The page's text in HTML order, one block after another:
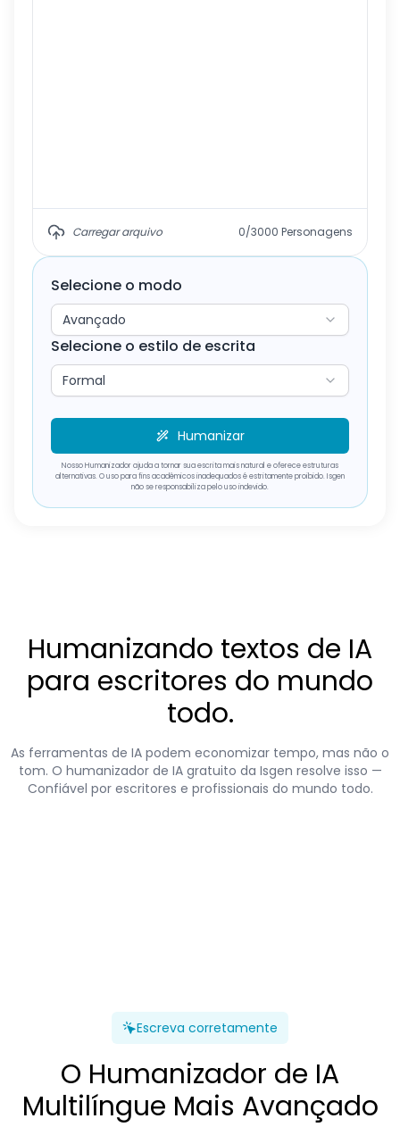
Carregar arquivo 0/3000 Personagens
Selecione o modo
Avançado
Selecione o estilo de escrita
Formal
Humanizar
Nosso Humanizador ajuda a tornar sua escrita mais natural e oferece estruturas
alternativas. O uso para fins acadêmicos inadequados é estritamente proibido. Isgen
não se responsabiliza pelo uso indevido.
Humanizando textos de IA
para escritores do mundo
todo.
As ferramentas de IA podem economizar tempo, mas não o
tom. O humanizador de IA gratuito da Isgen resolve isso —
Confiável por escritores e profissionais do mundo todo.
Escreva corretamente
O Humanizador de IA
Multilíngue Mais Avançado